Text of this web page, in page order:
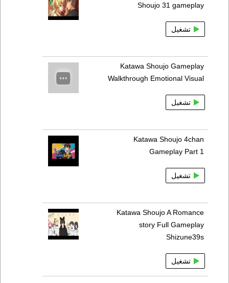
Shoujo 31 gameplay
تشغيل
Katawa Shoujo Gameplay
Walkthrough Emotional Visual
تشغيل
Katawa Shoujo 4chan
Gameplay Part 1
تشغيل
Katawa Shoujo A Romance
story Full Gameplay
Shizune39s
تشغيل